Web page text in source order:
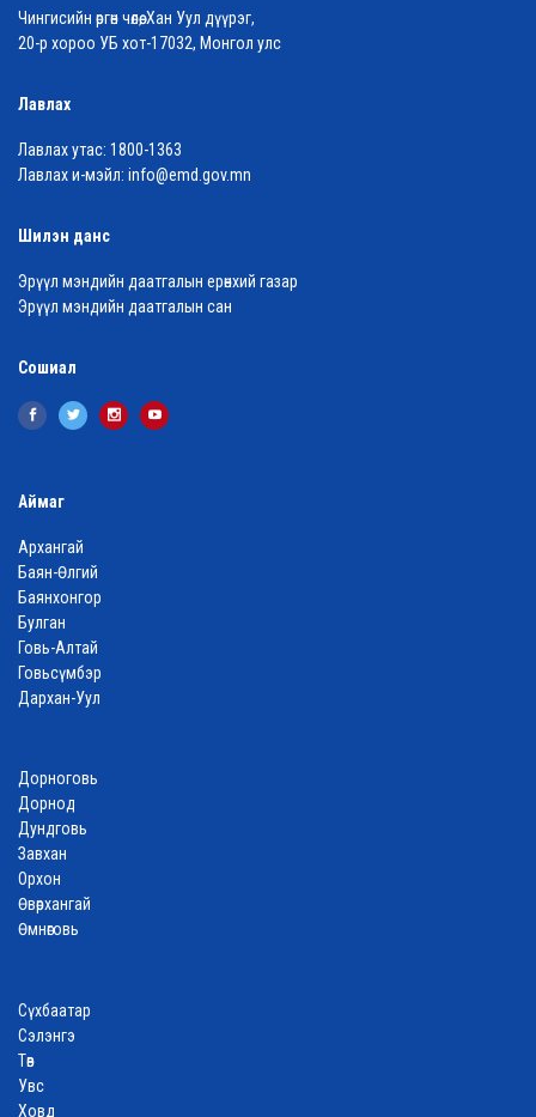
Чингисийн өргөн чөлөө, Хан Уул дүүрэг,
20-р хороо УБ хот-17032, Монгол улс
Лавлах
Лавлах утас: 1800-1363
Лавлах и-мэйл: info@emd.gov.mn
Шилэн данс
Эрүүл мэндийн даатгалын ерөнхий газар
Эрүүл мэндийн даатгалын сан
Сошиал
Аймаг
Архангай
Баян-Өлгий
Баянхонгор
Булган
Говь-Алтай
Говьсүмбэр
Дархан-Уул
Дорноговь
Дорнод
Дундговь
Завхан
Орхон
Өвөрхангай
Өмнөговь
Сүхбаатар
Сэлэнгэ
Төв
Увс
Ховд